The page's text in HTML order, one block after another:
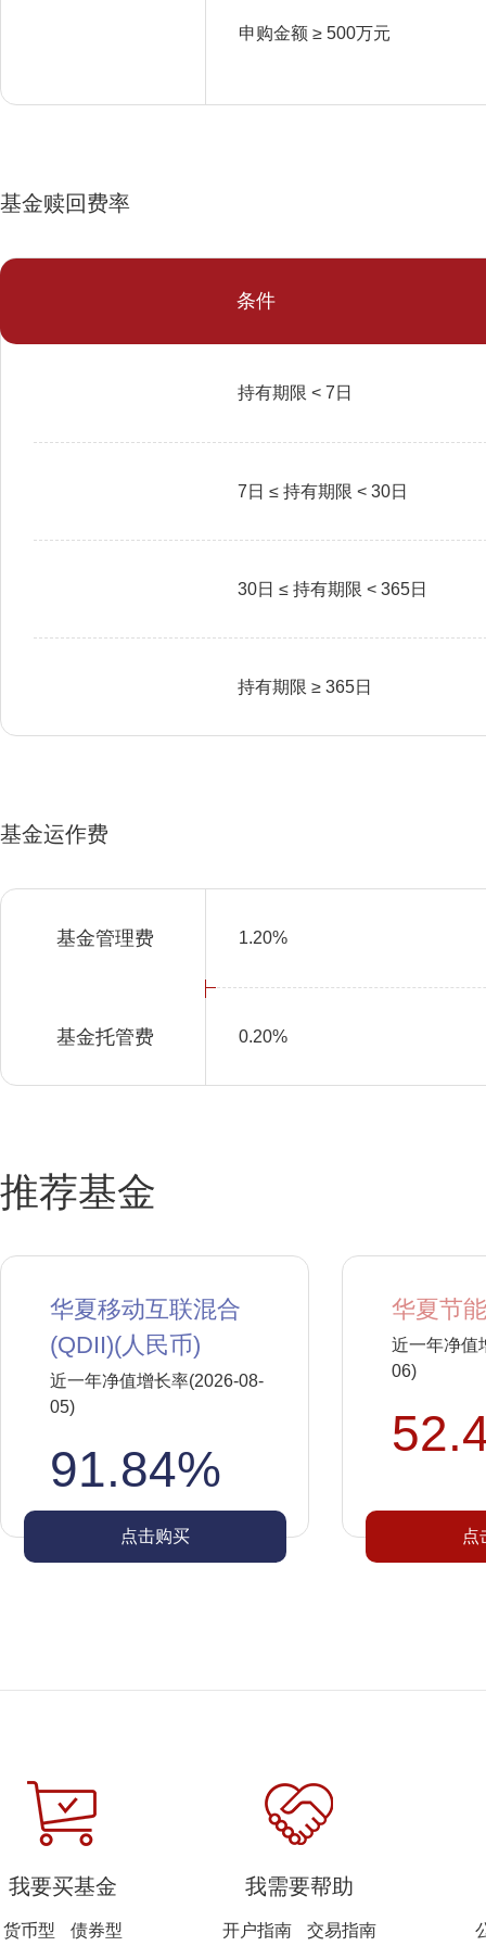
申购金额 ≥ 500万元
基金赎回费率
条件
持有期限 < 7日
7日 ≤ 持有期限 < 30日
30日 ≤ 持有期限 < 365日
持有期限 ≥ 365日
基金运作费
基金管理费 1.20%
基金托管费 0.20%
推荐基金
华夏移动互联混合
(QDII)(人民币)
近一年净值增长率(2026-08-
05)
91.84%
点击购买
华夏节
近一年净值
06)
点
我要买基金
货币型 债券型
我需要帮助
开户指南 交易指南